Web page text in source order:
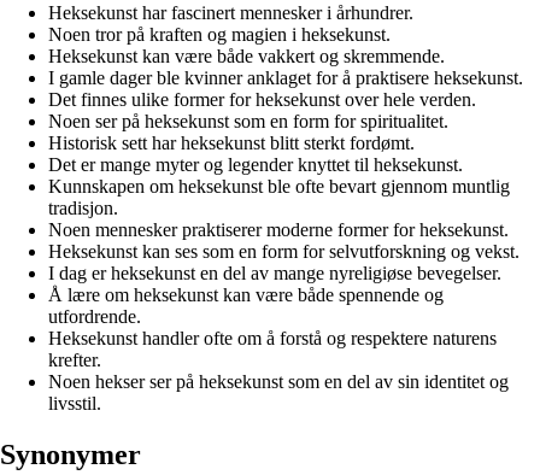
Heksekunst har fascinert mennesker i århundrer.
Noen tror på kraften og magien i heksekunst.
Heksekunst kan være både vakkert og skremmende.
I gamle dager ble kvinner anklaget for å praktisere heksekunst.
Det finnes ulike former for heksekunst over hele verden.
Noen ser på heksekunst som en form for spiritualitet.
Historisk sett har heksekunst blitt sterkt fordømt.
Det er mange myter og legender knyttet til heksekunst.
Kunnskapen om heksekunst ble ofte bevart gjennom muntlig
tradisjon.
Noen mennesker praktiserer moderne former for heksekunst.
Heksekunst kan ses som en form for selvutforskning og vekst.
I dag er heksekunst en del av mange nyreligiøse bevegelser.
Å lære om heksekunst kan være både spennende og
utfordrende.
Heksekunst handler ofte om å forstå og respektere naturens
krefter.
Noen hekser ser på heksekunst som en del av sin identitet og
livsstil.
Synonymer